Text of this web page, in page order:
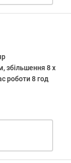
збільшення 8 x
роботи 8 год